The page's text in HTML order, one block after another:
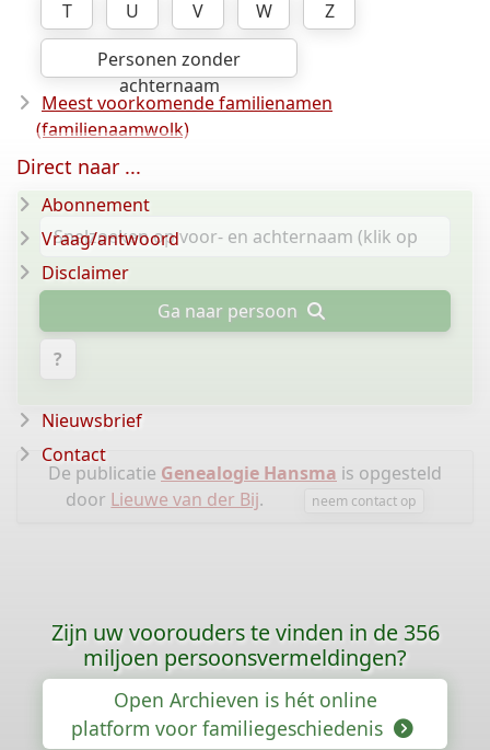
T
U V W
Z
Personen zonder
achternaam
Meest voorkomende familienamen
(familienaamwolk)
Ga naar persoon
?
De publicatie Genealogie Hansma is opgesteld
door Lieuwe van der Bij. neem contact op
Direct naar ...
Abonnement
Vraag/antwoord
Disclaimer
Nieuwsbrief
Contact
Zijn uw voorouders te vinden in de 356
miljoen persoonsvermeldingen?
Open Archieven is hét online
platform voor familiegeschiedenis